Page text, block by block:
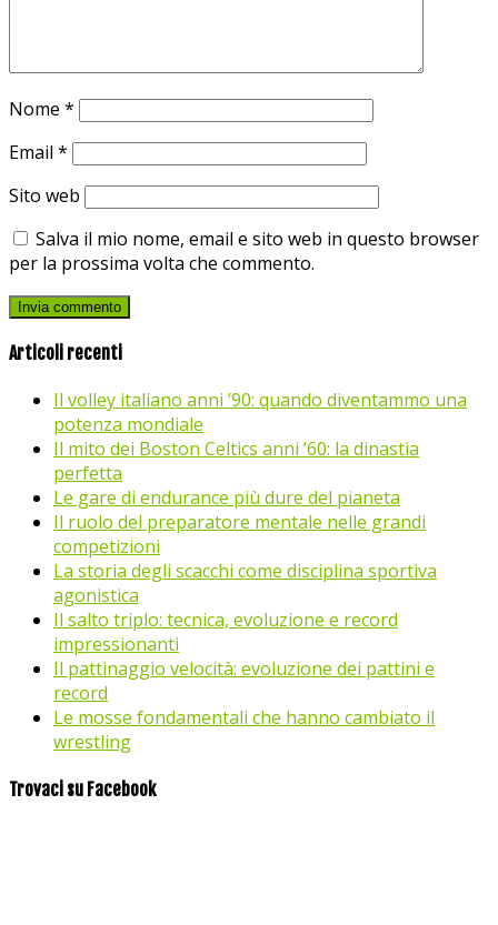
Nome *
Email *
Sito web
Salva il mio nome, email e sito web in questo browser
per la prossima volta che commento.
Articoli recenti
Il volley italiano anni ’90: quando diventammo una
potenza mondiale
Il mito dei Boston Celtics anni ’60: la dinastia
perfetta
Le gare di endurance più dure del pianeta
Il ruolo del preparatore mentale nelle grandi
competizioni
La storia degli scacchi come disciplina sportiva
agonistica
Il salto triplo: tecnica, evoluzione e record
impressionanti
Il pattinaggio velocità: evoluzione dei pattini e
record
Le mosse fondamentali che hanno cambiato il
wrestling
Trovaci su Facebook